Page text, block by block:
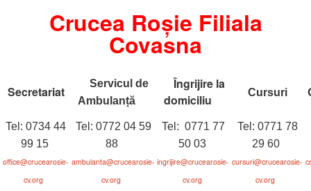
Crucea Roșie Filiala
Covasna
Secretariat
Servicul de
Ambulanță
Îngrijire la
domiciliu
Cursuri
Tel: 0734 44
99 15
Tel: 0772 04 59
88
Tel: 0771 77
50 03
Tel: 0771 78
29 60
office@crucearosie-
cv.org
ambulanta@crucearosie-
cv.org
ingrijire@crucearosie-
cv.org
cursuri@crucearosie-
cv.org